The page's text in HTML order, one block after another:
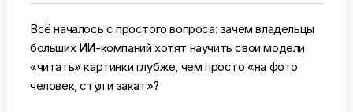
Всё началось с простого вопроса: зачем владельцы
больших ИИ-компаний хотят научить свои модели
«читать» картинки глубже, чем просто «на фото
человек, стул и закат»?